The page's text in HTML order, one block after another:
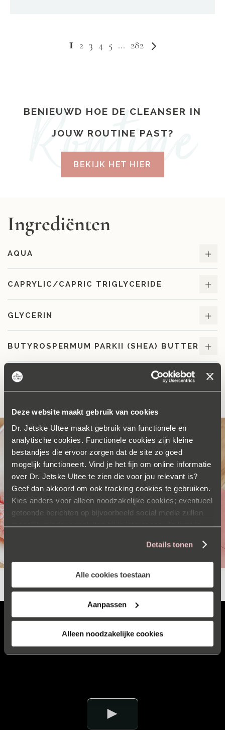
Deze website maakt gebruik van cookies
Dr. Jetske Ultee maakt gebruik van functionele en
analytische cookies. Functionele cookies zijn kleine
bestandjes die ervoor zorgen dat de site zo goed
mogelijk functioneert. Vind je het fijn om online informatie
over Dr. Jetske Ultee te zien die voor jou relevant is?
Geef dan akkoord om ook tracking cookies te gebruiken.
Kies anders voor alleen noodzakelijke cookies; eventueel
getoonde berichten op bijvoorbeeld social media zullen
mogelijk minder aansluiten bij je interesses. Je kunt je
Details tonen
Alle cookies toestaan
Aanpassen
Alleen noodzakelijke cookies
U
1 Pagina
2 Pagina
3 Pagina
4 Pagina
5 ... Pagina
282
BENIEUWD HOE DE CLEANSER IN
JOUW ROUTINE PAST?
BEKIJK HET HIER
Ingrediënten
AQUA
CAPRYLIC/CAPRIC TRIGLYCERIDE
GLYCERIN
BUTYROSPERMUM PARKII (SHEA) BUTTER
BEKIJK ALLE INGREDIËNTEN